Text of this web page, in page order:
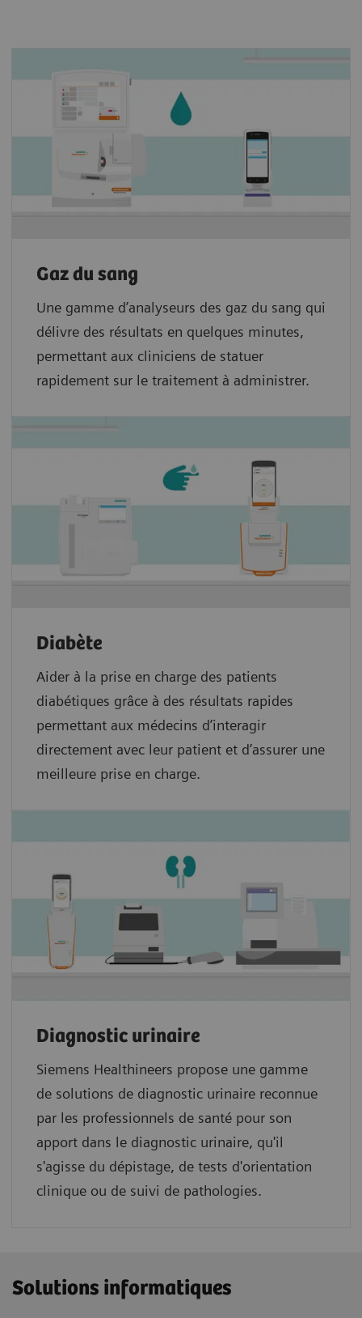
Gaz du sang
Une gamme d’analyseurs des gaz du sang qui
délivre des résultats en quelques minutes,
permettant aux cliniciens de statuer
rapidement sur le traitement à administrer.
Diabète
Aider à la prise en charge des patients
diabétiques grâce à des résultats rapides
permettant aux médecins d’interagir
directement avec leur patient et d’assurer une
meilleure prise en charge.
Diagnostic urinaire
Siemens Healthineers propose une gamme
de solutions de diagnostic urinaire reconnue
par les professionnels de santé pour son
apport dans le diagnostic urinaire, qu'il
s'agisse du dépistage, de tests d'orientation
clinique ou de suivi de pathologies.
Solutions informatiques